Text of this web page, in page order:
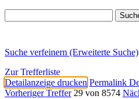
Suche verfeinern (Erweiterte Suche)
Zur Trefferliste
Detailanzeige drucken Permalink
Vorheriger Treffer 29 von 8574